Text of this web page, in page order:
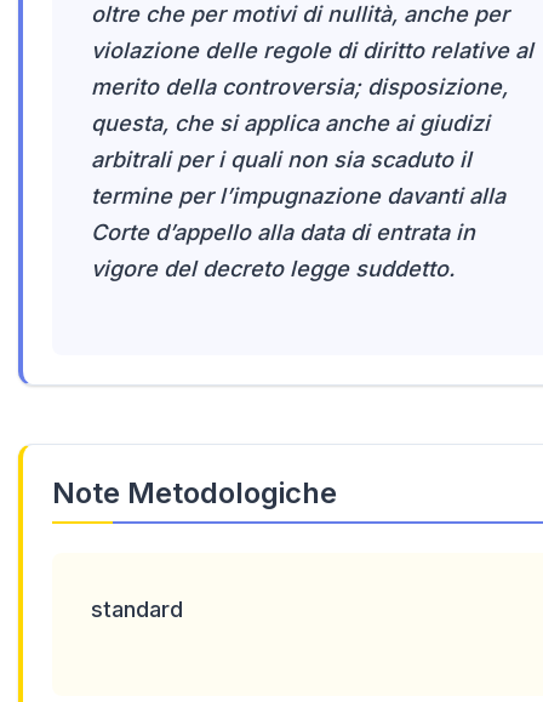
oltre che per motivi di nullità, anche per
violazione delle regole di diritto relative al
merito della controversia; disposizione,
questa, che si applica anche ai giudizi
arbitrali per i quali non sia scaduto il
termine per l’impugnazione davanti alla
Corte d’appello alla data di entrata in
vigore del decreto legge suddetto.
Note Metodologiche
standard